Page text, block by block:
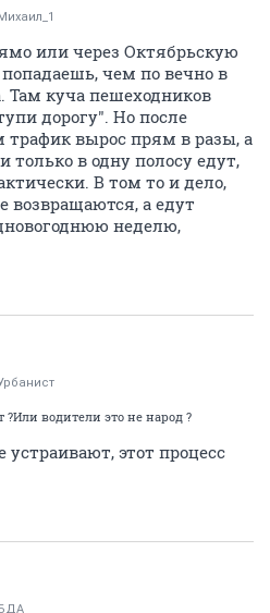
Михаил_1
или через Октябрьскую
чем по вечно в
Там куча пешеходников
дорогу". Но после
вырос прям в разы, а
только в одну полосу едут,
В том то и дело,
возвращаются, а едут
неделю,
?Или водители это не народ ?
этот процесс
БДА